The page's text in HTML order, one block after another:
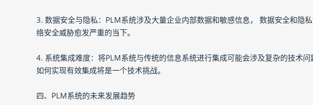
3. 数据安全与隐私：PLM系统涉及大量企业内部数据和敏感信息， 数据安全和隐
络安全威胁愈发严重的当下。
4. 系统集成难度：将PLM系统与传统的信息系统进行集成可能会涉及复杂的技术问
如何实现有效集成将是一个技术挑战。
四、PLM系统的未来发展趋势